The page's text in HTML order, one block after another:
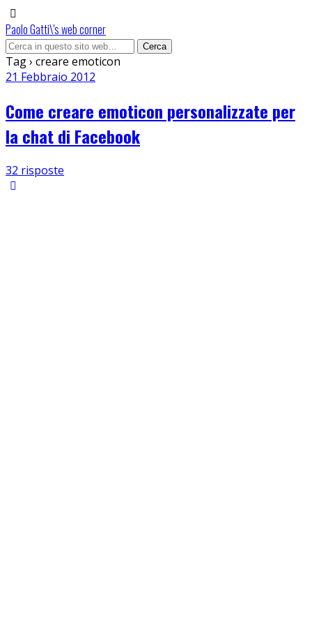
Paolo Gatti\'s web corner
Tag › creare emoticon
21 Febbraio 2012
Come creare emoticon personalizzate per
la chat di Facebook
32 risposte